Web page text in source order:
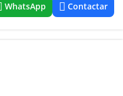
WhatsApp Contactar